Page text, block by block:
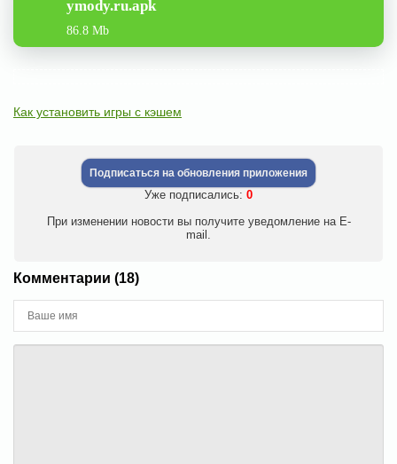
ymody.ru.apk
86.8 Mb
Как установить игры с кэшем
Подписаться на обновления приложения
Уже подписались: 0
При изменении новости вы получите уведомление на E-
mail.
Комментарии (18)